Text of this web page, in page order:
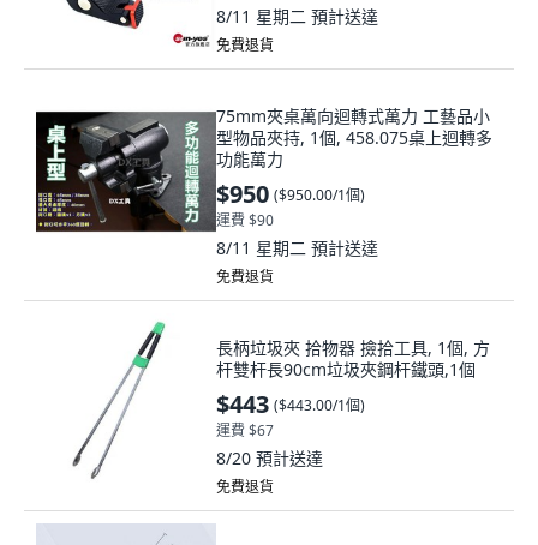
8/11 星期二 預計送達
免費退貨
75mm夾桌萬向迴轉式萬力 工藝品小
型物品夾持, 1個, 458.075桌上迴轉多
功能萬力
$950 ($950.00/1個)
運費 $90
8/11 星期二 預計送達
免費退貨
長柄垃圾夾 拾物器 撿拾工具, 1個, 方
杆雙杆長90cm垃圾夾鋼杆鐵頭,1個
$443 ($443.00/1個)
運費 $67
8/20 預計送達
免費退貨